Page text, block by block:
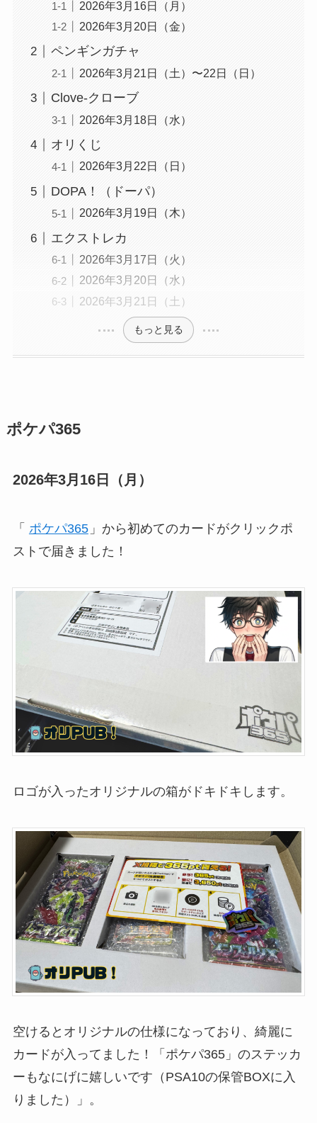
2026年3月16日（月）
2026年3月20日（金）
ペンギンガチャ
2026年3月21日（土）〜22日（日）
Clove-クローブ
2026年3月18日（水）
オリくじ
2026年3月22日（日）
DOPA！（ドーパ）
2026年3月19日（木）
エクストレカ
2026年3月17日（火）
2026年3月20日（水）
2026年3月21日（土）
もっと見る
ポケパ365
2026年3月16日（月）
「 ポケパ365 」から初めてのカードがクリックポ
ストで届きました！
ロゴが入ったオリジナルの箱がドキドキします。
空けるとオリジナルの仕様になっており、綺麗に
カードが入ってました！「ポケパ365」のステッカ
ーもなにげに嬉しいです（PSA10の保管BOXに入
りました）」。